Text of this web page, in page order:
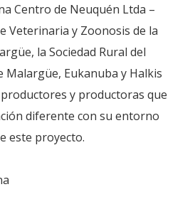
Centro de Neuquén Ltda –
Veterinaria y Zoonosis de la
la Sociedad Rural del
Malargüe, Eukanuba y Halkis
productores y productoras que
diferente con su entorno
este proyecto.